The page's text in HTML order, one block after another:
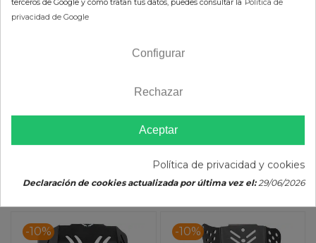
Husqvarna/KTM (17-19)
27,04 €
AÑADIR AL CARRITO
-10% -10%
terceros de Google y cómo tratan tus datos, puedes consultar la Política de
privacidad de Google
Configurar
Rechazar
Aceptar
Política de privacidad y cookies
Declaración de cookies actualizada por última vez el:29/06/2026